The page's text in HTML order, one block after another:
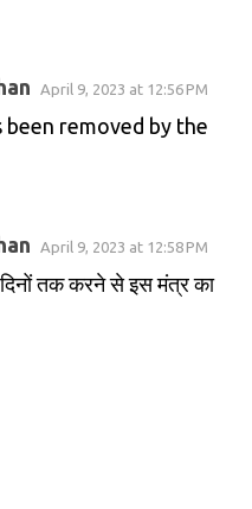
April 9, 2023 at 12:56 PM
been removed by the
April 9, 2023 at 12:58 PM
तक करने से इस मंत्र का